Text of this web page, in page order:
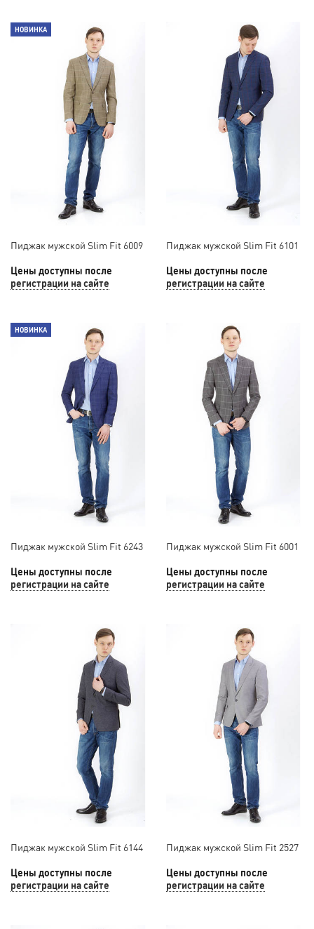
НОВИНКА
Пиджак мужской Slim Fit 6009
Цены доступны после
регистрации на сайте
Пиджак мужской Slim Fit 6101
Цены доступны после
регистрации на сайте
НОВИНКА
Пиджак мужской Slim Fit 6243
Цены доступны после
регистрации на сайте
Пиджак мужской Slim Fit 6001
Цены доступны после
регистрации на сайте
Пиджак мужской Slim Fit 6144
Цены доступны после
регистрации на сайте
Пиджак мужской Slim Fit 2527
Цены доступны после
регистрации на сайте